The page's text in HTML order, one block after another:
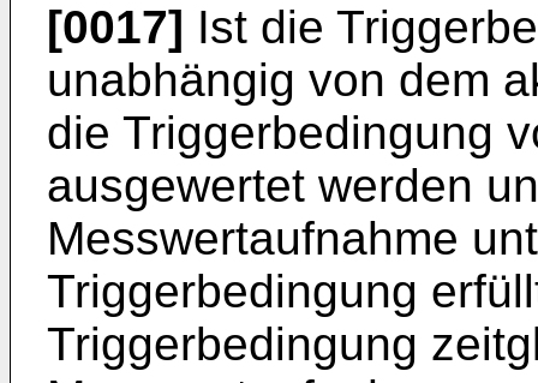
[0017] Ist die
unabhängig von dem
die Triggerbedingung
ausgewertet werden
Messwertaufnahme
Triggerbedingung
Triggerbedingung